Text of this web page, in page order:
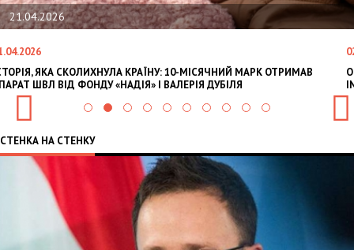
21.04.2026
ЯКА СКОЛИХНУЛА КРАЇНУ: 10-МІСЯЧНИЙ МАРК ОТРИМАВ
ШВЛ ВІД ФОНДУ «НАДІЯ» І ВАЛЕРІЯ ДУБІЛЯ
СТЕНКА НА СТЕНКУ